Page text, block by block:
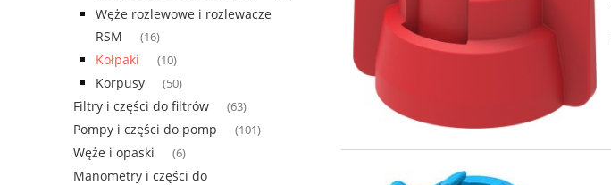
Węże rozlewowe i rozlewacze
RSM
(16)
Kołpaki (10)
Korpusy (50)
Filtry i części do filtrów (63)
Pompy i części do pomp (101)
Węże i opaski (6)
Manometry i części do